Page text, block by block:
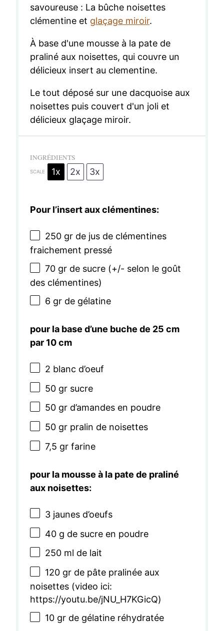
savoureuse : La bûche noisettes
clémentine et glaçage miroir.
À base d'une mousse à la pate de
praliné aux noisettes, qui couvre un
délicieux insert au clementine.
Le tout déposé sur une dacquoise aux
noisettes puis couvert d'un joli et
délicieux glaçage miroir.
INGRÉDIENTS
SCALE 1x 2x 3x
Pour l’insert aux clémentines:
250gr de jus de clémentines
fraichement pressé
70gr de sucre (+/- selon le goût
des clémentines)
6 gr de gélatine
pour la base d’une buche de 25 cm
par 10 cm
2 blanc d’oeuf
50gr sucre
50gr d’amandes en poudre
50gr pralin de noisettes
7,5 gr farine
pour la mousse à la pate de praliné
aux noisettes:
3jaunes d’oeufs
40 g de sucre en poudre
250ml de lait
120gr de pâte pralinée aux
noisettes (video ici:
https://youtu.be/jNU_H7KGicQ)
10gr de gélatine réhydratée